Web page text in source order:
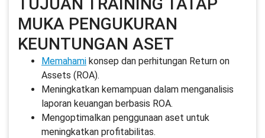
MUKA PENGUKURAN
KEUNTUNGAN ASET
Memahami konsep dan perhitungan Return on
Assets (ROA).
Meningkatkan kemampuan dalam menganalisis
laporan keuangan berbasis ROA.
Mengoptimalkan penggunaan aset untuk
meningkatkan profitabilitas.